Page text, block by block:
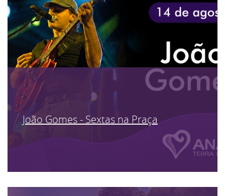
João Gomes - Sextas na Praça